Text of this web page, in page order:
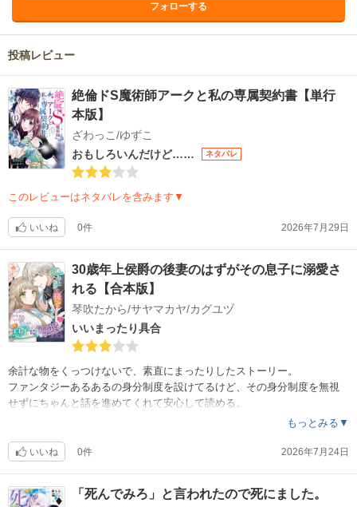
フォローする
投稿レビュー
絶倫ドS魔術師アークと私の専属契約書【単行
本版】
ざわっこ/ゆずこ
おもしろいんだけど……
ネタバレ
このレビューはネタバレを含みます▼
いいね 0件 2026年7月29日
30歳年上侯爵の後妻のはずがその息子に溺愛さ
れる【合本版】
琴吹たから/サヤマカヤ/カグユヅ
いいまったり具合
余計な物をくっつけないで、素直にまったりしたストーリー。
ファンタジーあるあるの身分制度を設けてるけど、その身分制度を無視
せずにちゃんと話を進めてくれて安心して読める。
最近のコミカライズ(……の原作も含めて)は、安直というか、設定めちゃ
着いて読めるのはうれしい。
更新間隔の問題。1年半くらい間が空く。長すぎる。2巻から一年以上経
もっとみる▼
いいね 0件 2026年7月24日
「死んでみろ」と言われたので死にました。